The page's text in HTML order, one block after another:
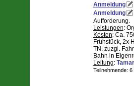
Anmeldung
Anmeldung
Aufforderung.
Leistungen:
Kosten: Ca.
Frühstück, 2x
TN, zuzgl.
Bahn in
Leitung:
Teilnehmende: